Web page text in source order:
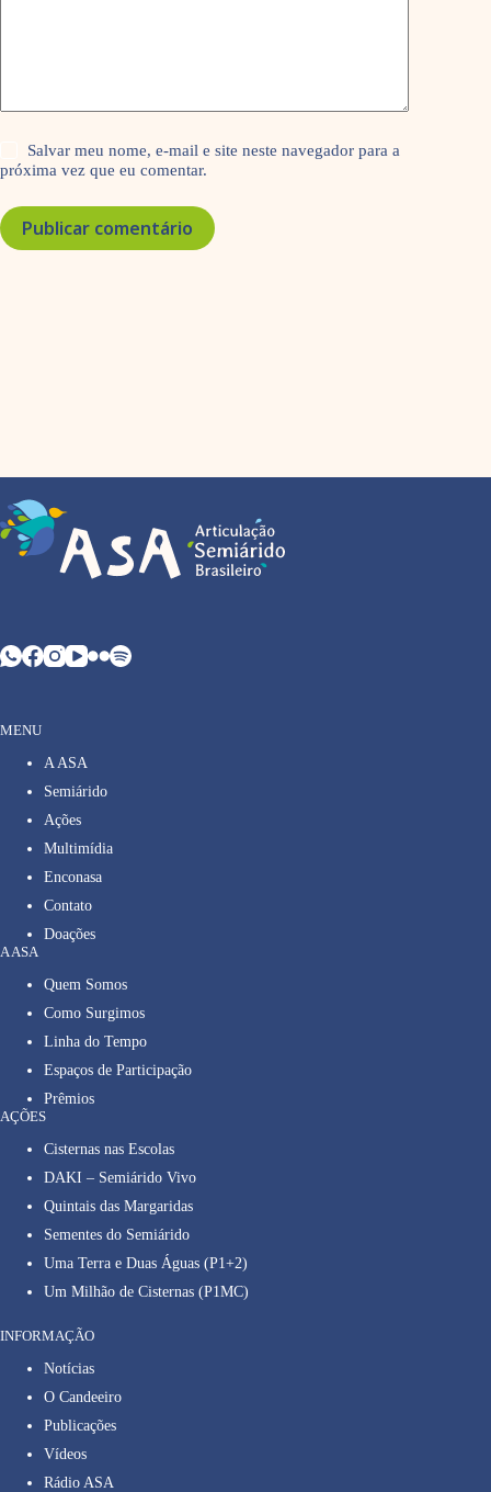
Salvar meu nome, e-mail e site neste navegador para a
próxima vez que eu comentar.
Publicar comentário
MENU
A ASA
Semiárido
Ações
Multimídia
Enconasa
Contato
Doações
A ASA
Quem Somos
Como Surgimos
Linha do Tempo
Espaços de Participação
Prêmios
AÇÕES
Cisternas nas Escolas
DAKI – Semiárido Vivo
Quintais das Margaridas
Sementes do Semiárido
Uma Terra e Duas Águas (P1+2)
Um Milhão de Cisternas (P1MC)
INFORMAÇÃO
Notícias
O Candeeiro
Publicações
Vídeos
Rádio ASA